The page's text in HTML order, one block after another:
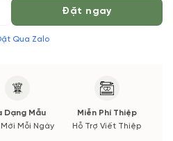
Tiếng để chuẩn bị Hoa Tươi
Hoa phụ có thể thay đổi theo
bảo phong cách cắm, tone màu
Đặt ngay
Qua Zalo
Dạng Mẫu
Mỗi Ngày
Miễn Phí Thiệp
Hỗ Trợ Viết Thiệp